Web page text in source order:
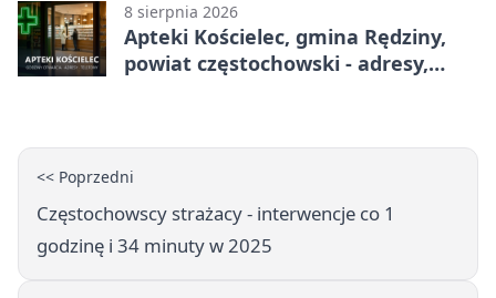
8 sierpnia 2026
Apteki Kościelec, gmina Rędziny,
powiat częstochowski - adresy,
<< Poprzedni
Częstochowscy strażacy - interwencje co 1
godzinę i 34 minuty w 2025